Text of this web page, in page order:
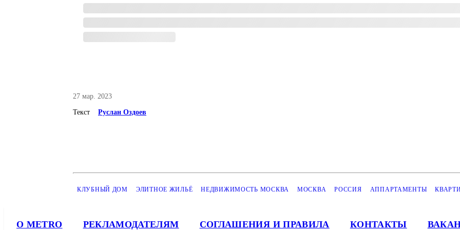
27 мар. 2023
Текст Руслан Оздоев
КЛУБНЫЙ ДОМ ЭЛИТНОЕ ЖИЛЬЁ НЕДВИЖИМОСТЬ МОСКВА МОСКВА РОССИЯ АППАРТАМЕНТЫ
О METRO РЕКЛАМОДАТЕЛЯМ СОГЛАШЕНИЯ И ПРАВИЛА КОНТАКТЫ